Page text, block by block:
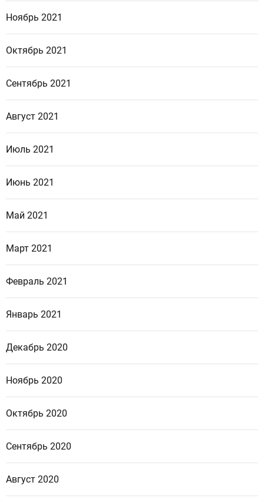
Ноябрь 2021
Октябрь 2021
Сентябрь 2021
Август 2021
Июль 2021
Июнь 2021
Май 2021
Март 2021
Февраль 2021
Январь 2021
Декабрь 2020
Ноябрь 2020
Октябрь 2020
Сентябрь 2020
Август 2020